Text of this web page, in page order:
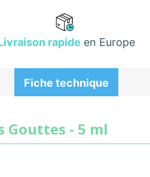
rapide en Europe
Fiche technique
Gouttes - 5 ml